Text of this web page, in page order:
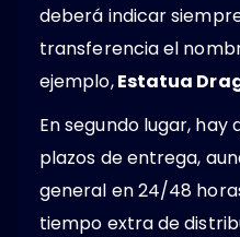
deberá indicar
transferencia el
ejemplo,Estatua
En segundo lugar, hay
plazos de entrega,
general en 24/48
tiempo extra de